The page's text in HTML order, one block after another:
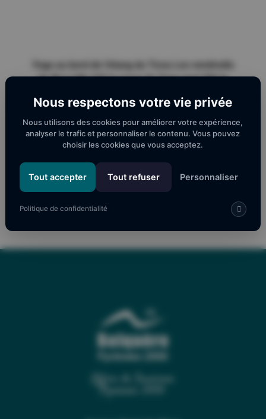
Yoga au bord de l'étang du Ticou Les vendredis
de 9h à 10h 12€ le cours de Yoga seul 35€ le
aquarelle
VOIR LE SITE
←YOGA AU BORD DU LAC ET AQUARELLE
YOGA AU BORD DU LAC ET AQUARELLE
Office de Tourisme
Pyrénées 2000
Nous respectons votre vie privée
Nous utilisons des cookies pour améliorer votre expérience,
analyser le trafic et personnaliser le contenu. Vous pouvez
choisir les cookies que vous acceptez.
Tout accepter Tout refuser Personnaliser
Politique de confidentialité